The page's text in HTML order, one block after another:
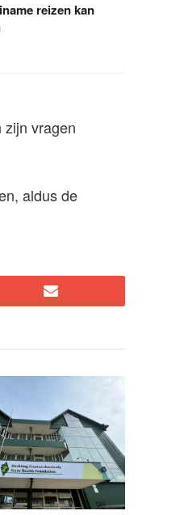
reizen kan
vragen
aldus de